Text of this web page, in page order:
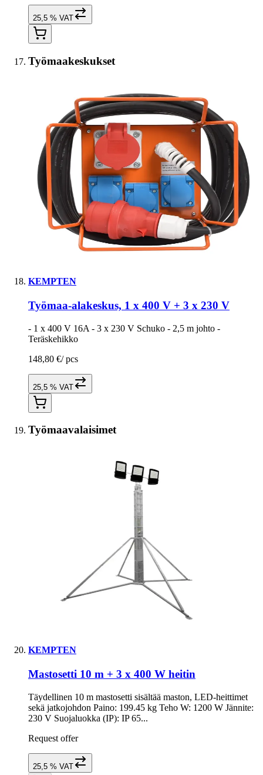
25,5 % VAT
Työmaakeskukset
KEMPTEN
Työmaa-alakeskus, 1 x 400 V + 3 x 230 V
- 1 x 400 V 16A - 3 x 230 V Schuko - 2,5 m johto -
Teräskehikko
148,80 €/ pcs
25,5 % VAT
Työmaavalaisimet
KEMPTEN
Mastosetti 10 m + 3 x 400 W heitin
Täydellinen 10 m mastosetti sisältää maston, LED-heittimet
sekä jatkojohdon Paino: 199.45 kg Teho W: 1200 W Jännite:
230 V Suojaluokka (IP): IP 65...
Request offer
25,5 % VAT